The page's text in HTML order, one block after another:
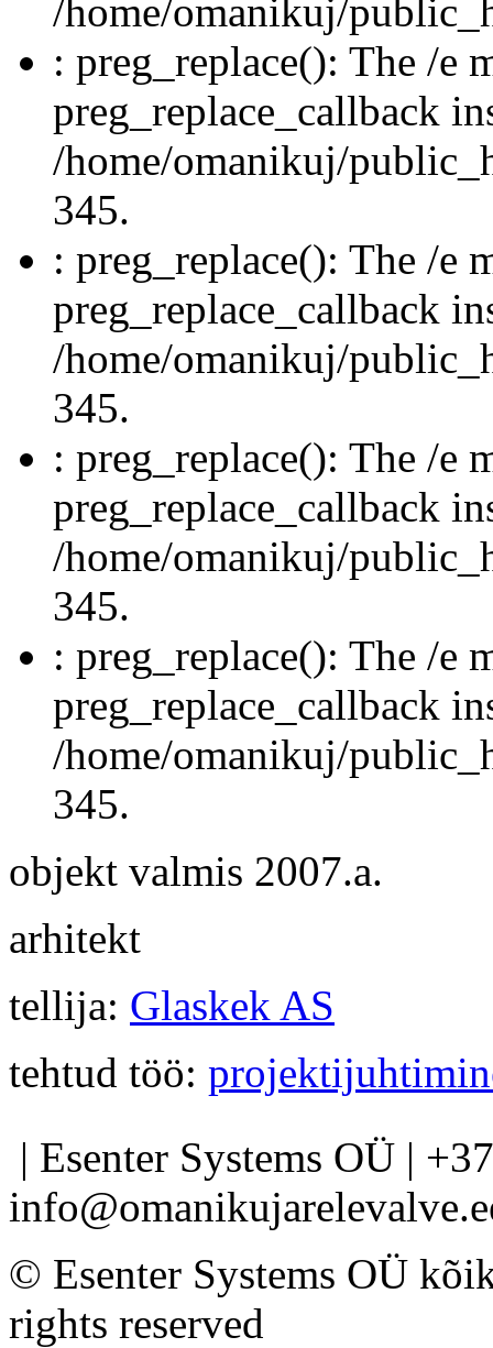
/home/omanikuj/
: preg_replace(): The /e
preg_replace_callback
/home/omanikuj/
345.
: preg_replace(): The /e
preg_replace_callback
/home/omanikuj/
345.
: preg_replace(): The /e
preg_replace_callback
/home/omanikuj/
345.
: preg_replace(): The /e
preg_replace_callback
/home/omanikuj/
345.
objekt valmis 2007.a.
arhitekt
tellija: Glaskek AS
tehtud töö:
| Esenter Systems OÜ |
© Esenter Systems OÜ
rights reserved